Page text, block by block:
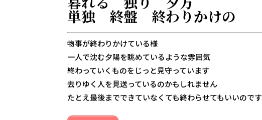
単独 終盤 終わりかけの
物事が終わりかけている様
一人で沈む夕陽を眺めているような雰囲気
終わっていくものをじっと見守っています
去りゆく人を見送っているのかもしれません
たとえ最後までできていなくても終わらせてもいいのです